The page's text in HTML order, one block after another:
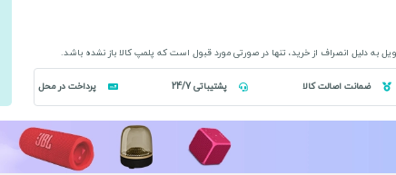
به دلیل انصراف از خرید، تنها در صورتی مورد قبول است که پلمپ کالا باز نشده باشد.
ضمانت اصالت کالا پشتیباتی 24/7 پرداخت در محل